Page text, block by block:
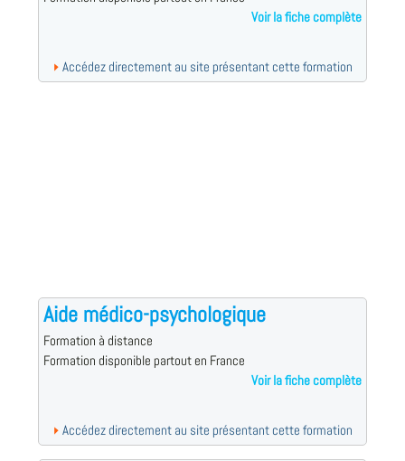
Voir la fiche complète
Accédez directement au site présentant cette formation
Aide médico-psychologique
Formation à distance
Formation disponible partout en France
Voir la fiche complète
Accédez directement au site présentant cette formation